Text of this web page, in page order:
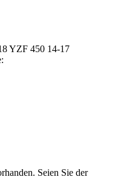
YZF 450 14-17
Seien Sie der